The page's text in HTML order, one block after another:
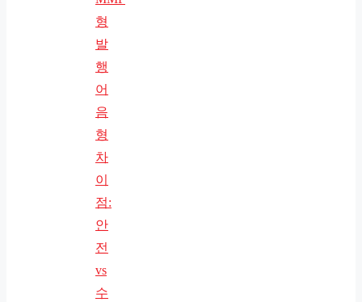
형
발
행
어
음
형
차
이
점:
안
전
vs
수